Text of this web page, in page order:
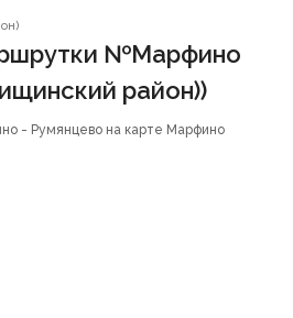
№Марфино
район))
- Румянцево на карте Марфино